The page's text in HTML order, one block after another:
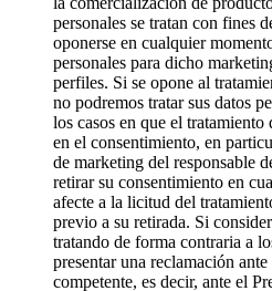
personales se tratan con fines
oponerse en cualquier
personales para dicho
perfiles. Si se opone al
no podremos tratar sus datos
los casos en que el tratamiento
en el consentimiento, en
de marketing del responsable
retirar su consentimiento en
afecte a la licitud del
previo a su retirada. Si
tratando de forma contraria a
presentar una reclamación
competente, es decir, ante el